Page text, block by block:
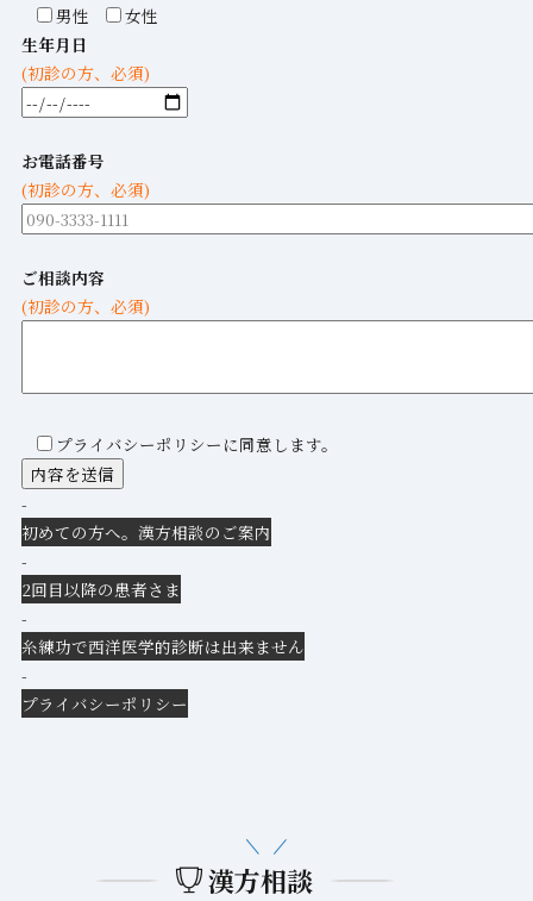
男性
女性
生年月日
(初診の方、必須)
お電話番号
(初診の方、必須)
ご相談内容
(初診の方、必須)
プライバシーポリシーに同意します。
-
初めての方へ。漢方相談のご案内
-
2回目以降の患者さま
-
糸練功で西洋医学的診断は出来ません
-
プライバシーポリシー
漢方相談